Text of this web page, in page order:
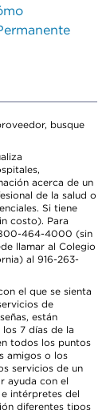
busque
acerca de un
de la salud o
Si tiene
costo). Para
800-464-4000 (sin
llamar al Colegio
al 916-263-
el que se sienta
de
están
7 días de la
todos los puntos
amigos o los
servicios de un
ayuda con el
intérpretes del
diferentes tipos